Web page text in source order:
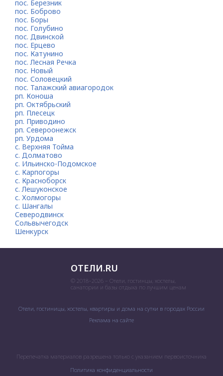
пос. Березник
пос. Боброво
пос. Боры
пос. Голубино
пос. Двинской
пос. Ерцево
пос. Катунино
пос. Лесная Речка
пос. Новый
пос. Соловецкий
пос. Талажский авиагородок
рп. Коноша
рп. Октябрьский
рп. Плесецк
рп. Приводино
рп. Североонежск
рп. Урдома
с. Верхняя Тойма
с. Долматово
с. Ильинско-Подомское
с. Карпогоры
с. Красноборск
с. Лешуконское
с. Холмогоры
с. Шангалы
Северодвинск
Сольвычегодск
Шенкурск
ОТЕЛИ.RU
© 2018–2026 – Отели, гостинцы, хостелы,
санатории и базы отдыха по лучшим ценам
Отели, гостиницы, хостелы, квартиры и дома на сутки в городах России
Реклама на сайте
Перепечатка материалов разрешена только с указанием первоисточника
Политика конфиденциальности